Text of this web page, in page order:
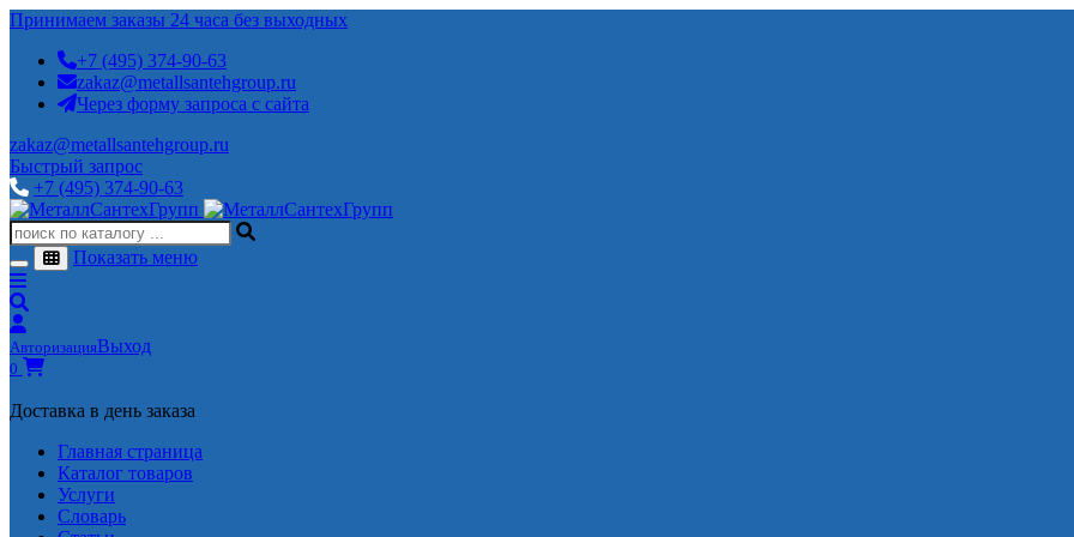
Принимаем заказы 24 часа без выходных
+7 (495) 374-90-63
zakaz@metallsantehgroup.ru
Через форму запроса с сайта
zakaz@metallsantehgroup.ru
Быстрый запрос
+7 (495) 374-90-63
Показать меню
АвторизацияВыход
0
Доставка в день заказа
Главная страница
Каталог товаров
Услуги
Словарь